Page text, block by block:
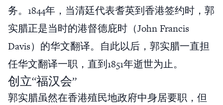
务。1844年，当清廷代表耆英到香港签约时，郭
实腊正是当时的港督德庇时（John Francis
Davis）的华文翻译。自此以后，郭实腊一直担
任华文翻译一职，直到1851年逝世为止。
创立“福汉会”
郭实腊虽然在香港殖民地政府中身居要职，但